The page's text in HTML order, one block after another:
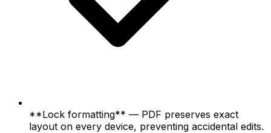
**Lock formatting** — PDF preserves exact
layout on every device, preventing accidental edits.